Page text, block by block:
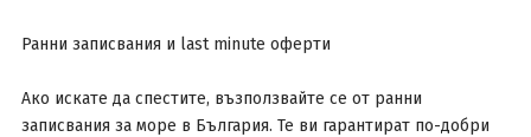
Ранни записвания и last minute оферти
Ако искате да спестите, възползвайте се от ранни
записвания за море в България. Те ви гарантират по-добри